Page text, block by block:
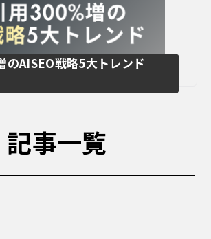
AISEO戦略5大トレンド
記事一覧